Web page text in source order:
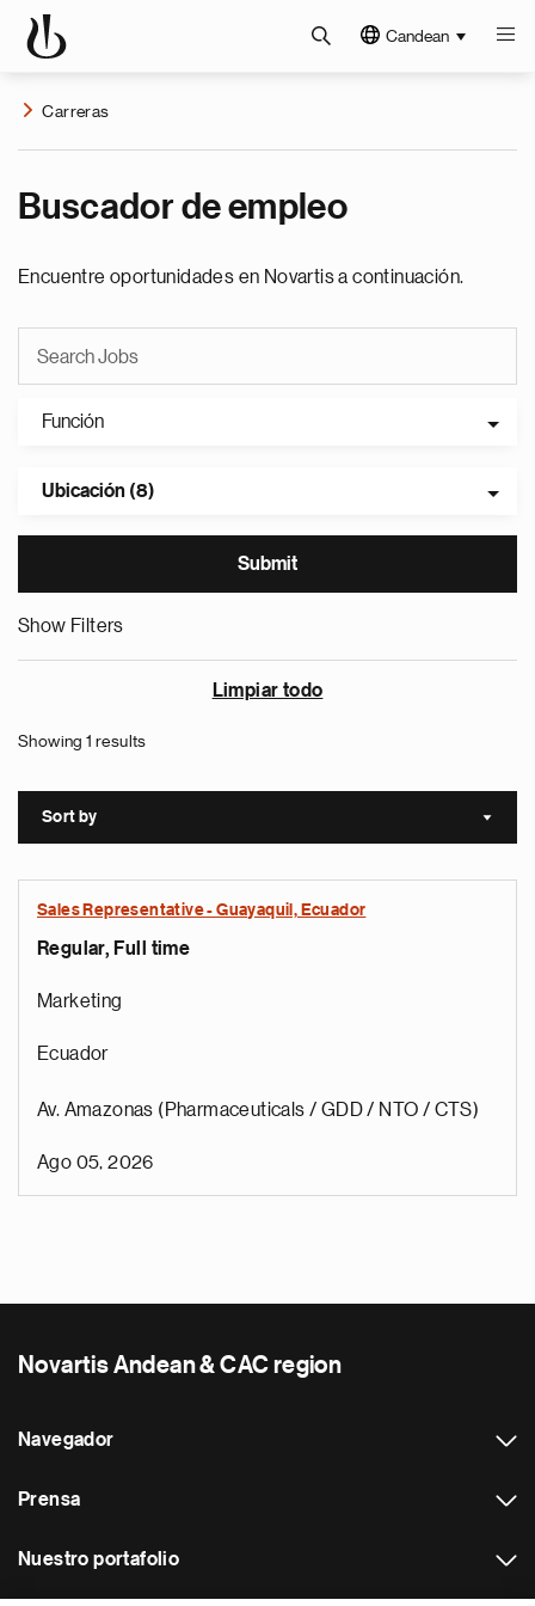
Candean
Carreras
Buscador de empleo
Encuentre oportunidades en Novartis a continuación.
Función
Ubicación (8)
Show Filters
Limpiar todo
Showing 1 results
Sort by Sort
Sales Representative - Guayaquil, Ecuador
Regular, Full time
Marketing
Ecuador
Av. Amazonas (Pharmaceuticals / GDD / NTO / CTS)
Ago 05, 2026
Novartis Andean & CAC region
Navegador
Prensa
Nuestro portafolio